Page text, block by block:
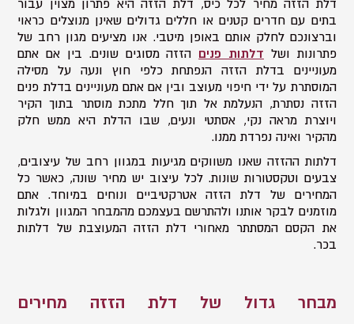
דלת הזזה מחיר לכל כיס, דלת הזזה היא פתרון מצוין עבור
בתים עם חדרים קטנים או חללים גדולים שאינן מנוצלים כראוי
וברצונכם לחלק אותם באופן מיטבי. אנו מציעים מגון רחב של
פתרונות ושל דלתות פנים הזזה מסוגים שונים. בין אם אתם
מעוניינים בדלת הזזה הנפתחת כלפי חוץ ונעה על מסילה
המוסתרת על ידי חיפוי מעוצב ובין אם אתם מעוניינים בדלת פנים
הזזה נסתרת, הנעלמת אל תוך חלל מתכת מוסתר בתוך הקיר
ויוצרת מראה נקי, אסתטי ונעים, שבו הדלת היא ממש חלק
מהקיר ואינה נפרדת ממנו.
דלתות ההזזה שאנו משווקים מגיעות במגוון רחב של עיצובים,
צבעים וטקסטורות שונות. לכל עיצוב יש מחיר שונה, כאשר כל
המחירים של דלת הזזה אטרקטיביים ונוחים במיוחד. אתם
מוזמנים לבקר אותנו ולהתרשם בעצמכם מהמבחר המגוון ולגלות
את הקסם המסתתר מאחורי דלת הזזה המעוצבת של דלתות
בכר.
מבחר גדול של דלת הזזה מחירים